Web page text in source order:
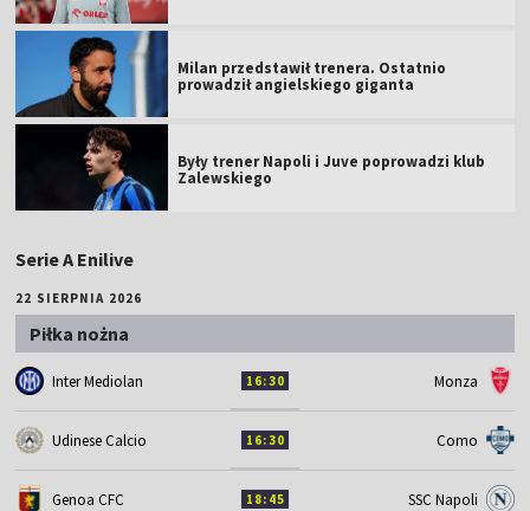
Milan przedstawił trenera. Ostatnio
prowadził angielskiego giganta
Były trener Napoli i Juve poprowadzi klub
Zalewskiego
Serie A Enilive
22 SIERPNIA 2026
Piłka nożna
Inter Mediolan 16:30 Monza
Udinese Calcio 16:30 Como
Genoa CFC 18:45 SSC Napoli